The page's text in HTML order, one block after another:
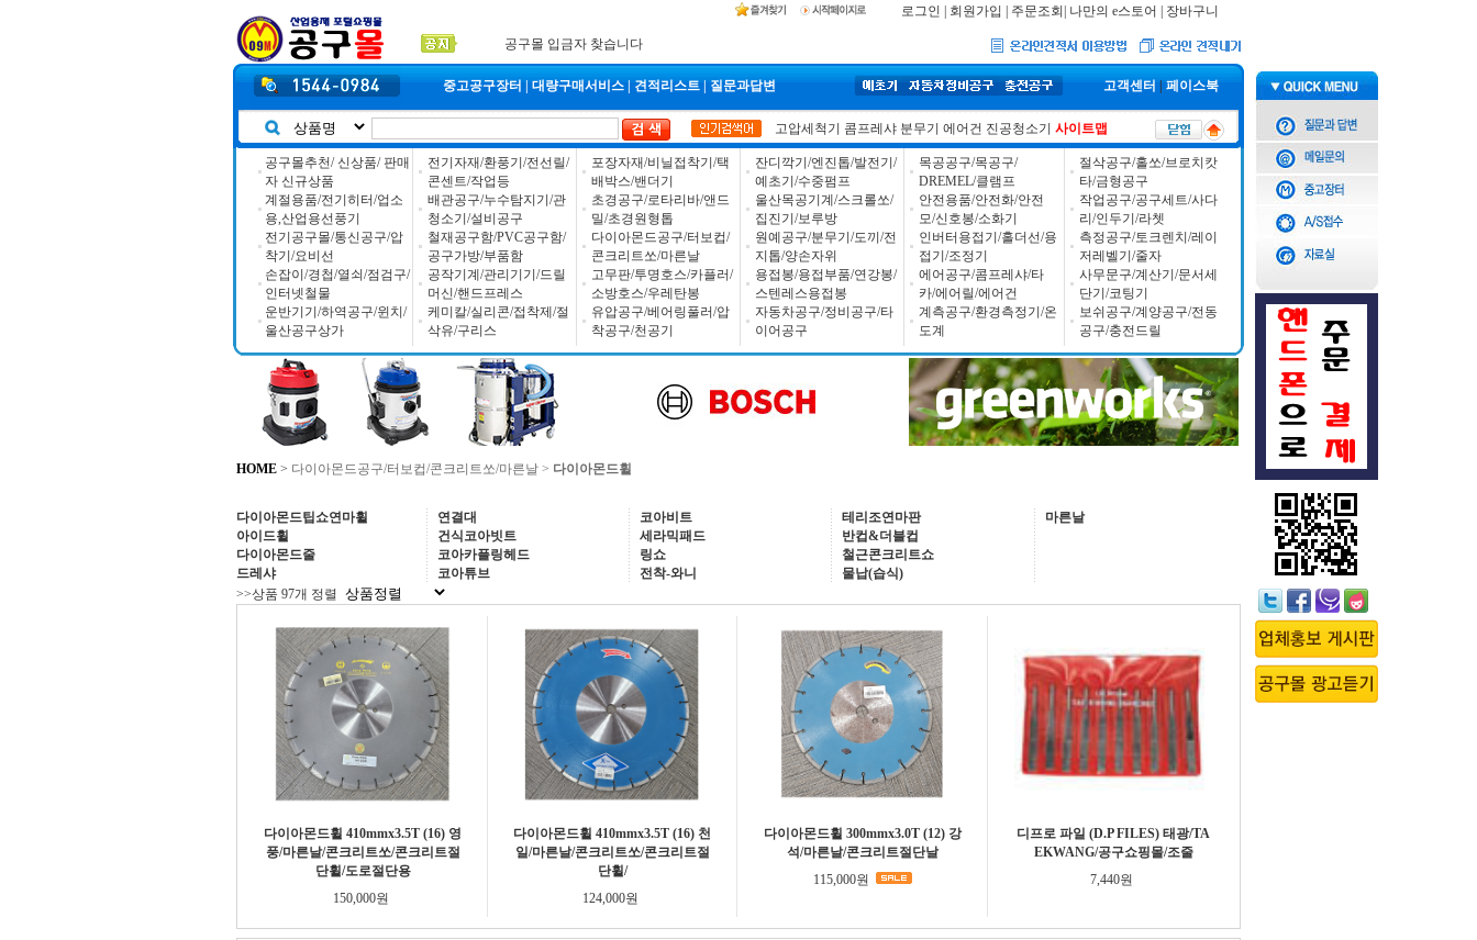
로그인 회원가입 주문조회 나만의 e스토어 장바구니
공구몰 입금자 찾습니다
입금자 *덕진 고객님 찾습니다
중고공구장터 대량구매서비스 견적리스트 질문과답변 고객센터 페이스북
고압세척기 콤프레샤 분무기 에어건 진공청소기 사이트맵
공구몰추천/ 신상품/ 판매
자 신규상품
계절용품/전기히터/업소
용,산업용선풍기
전기공구몰/통신공구/압
착기/요비선
손잡이/경첩/열쇠/점검구/
인터넷철물
운반기기/하역공구/윈치/
울산공구상가
전기자재/환풍기/전선릴/
콘센트/작업등
배관공구/누수탐지기/관
청소기/설비공구
철재공구함/PVC공구함/
공구가방/부품함
공작기계/관리기기/드릴
머신/핸드프레스
케미칼/실리콘/접착제/절
삭유/구리스
포장자재/비닐접착기/택
배박스/밴더기
초경공구/로타리바/앤드
밀/초경원형톱
다이아몬드공구/터보컵/
콘크리트쏘/마른날
고무판/투명호스/카플러/
소방호스/우레탄봉
유압공구/베어링풀러/압
착공구/천공기
잔디깍기/엔진톱/발전기/
예초기/수중펌프
울산목공기계/스크롤쏘/
집진기/보루방
원예공구/분무기/도끼/전
지톱/양손자위
용접봉/용접부품/연강봉/
스텐레스용접봉
자동차공구/정비공구/타
이어공구
목공공구/목공구/
DREMEL/클램프
안전용품/안전화/안전
모/신호봉/소화기
인버터용접기/홀더선/용
접기/조정기
에어공구/콤프레샤/타
카/에어릴/에어건
계측공구/환경측정기/온
도계
절삭공구/홀쏘/브로치캇
타/금형공구
작업공구/공구세트/사다
리/인두기/라쳇
측정공구/토크렌치/레이
저레벨기/줄자
사무문구/계산기/문서세
단기/코팅기
보쉬공구/계양공구/전동
공구/충전드릴
HOME > 다이아몬드공구/터보컵/콘크리트쏘/마른날 > 다이아몬드휠
다이아몬드팁쇼연마휠
아이드휠
다이아몬드줄
드레샤
연결대
건식코아빗트
코아카플링헤드
코아튜브
코아비트
세라믹패드
링쇼
전착-와니
테리조연마판
반컵&더블컵
철근콘크리트쇼
물납(습식)
마른날
>>상품 97개 정렬
다이아몬드휠 410mmx3.5T (16) 영
풍/마른날/콘크리트쏘/콘크리트절
단휠/도로절단용
150,000원
다이아몬드휠 410mmx3.5T (16) 천
일/마른날/콘크리트쏘/콘크리트절
단휠/
124,000원
다이아몬드휠 300mmx3.0T (12) 강
석/마른날/콘크리트절단날
115,000원
디프로 파일 (D.P FILES) 태광/TA
EKWANG/공구쇼핑몰/조줄
7,440원